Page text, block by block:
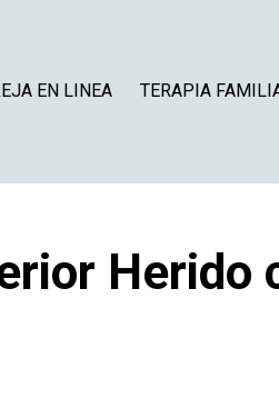
EN LINEA TERAPIA
Herido